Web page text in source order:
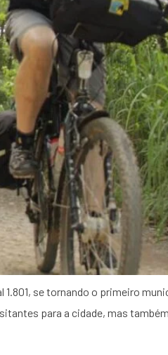
se tornando o primeiro
para a cidade, mas